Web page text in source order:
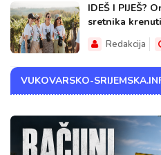
IDEŠ I PIJEŠ?
sretnika
Redakcija
VUKOVARSKO-